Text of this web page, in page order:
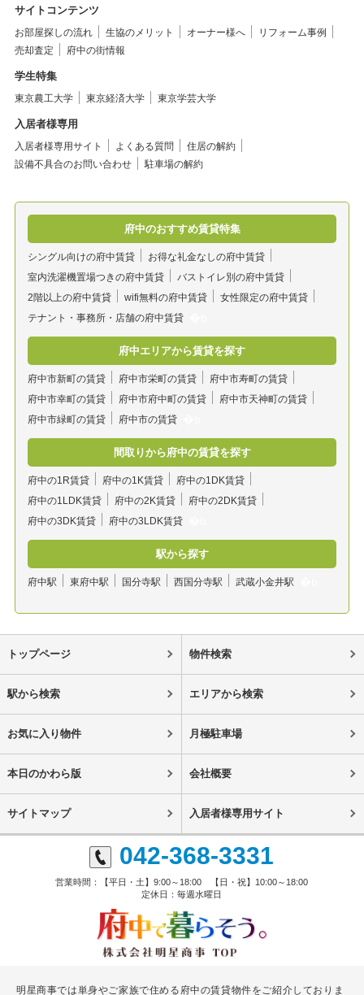
サイトコンテンツ
お部屋探しの流れ 生協のメリット オーナー様へ
リフォーム事例
売却査定
府中の街情報
学生特集
東京農工大学 東京経済大学 東京学芸大学
入居者様専用
入居者様専用サイト よくある質問
住居の解約
設備不具合のお問い合わせ
駐車場の解約
府中のおすすめ賃貸特集
シングル向けの府中賃貸
お得な礼金なしの府中賃貸
室内洗濯機置場つきの府中賃貸
バストイレ別の府中賃貸
2階以上の府中賃貸
wifi無料の府中賃貸
女性限定の府中賃貸
テナント・事務所・店舗の府中賃貸
府中エリアから賃貸を探す
府中市新町の賃貸 府中市栄町の賃貸
府中市寿町の賃貸
府中市幸町の賃貸
府中市府中町の賃貸
府中市天神町の賃貸
府中市緑町の賃貸
府中市の賃貸
間取りから府中の賃貸を探す
府中の1R賃貸 府中の1K賃貸
府中の1DK賃貸
府中の1LDK賃貸
府中の2K賃貸
府中の2DK賃貸
府中の3DK賃貸
府中の3LDK賃貸
駅から探す
府中駅 東府中駅 国分寺駅 西国分寺駅 武蔵小金井駅
トップページ 物件検索
駅から検索 エリアから検索
お気に入り物件 月極駐車場
本日のかわら版 会社概要
サイトマップ 入居者様専用サイト
042-368-3331
営業時間：【平日・土】9:00～18:00 【日・祝】10:00～18:00
定休日：毎週水曜日
明星商事では単身やご家族で住める府中の賃貸物件をご紹介しておりま